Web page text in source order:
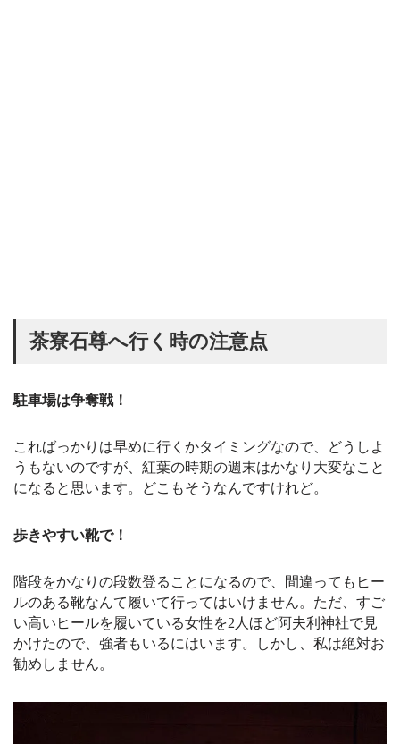
茶寮石尊へ行く時の注意点
駐車場は争奪戦！
こればっかりは早めに行くかタイミングなので、どうしよ
うもないのですが、紅葉の時期の週末はかなり大変なこと
になると思います。どこもそうなんですけれど。
歩きやすい靴で！
階段をかなりの段数登ることになるので、間違ってもヒー
ルのある靴なんて履いて行ってはいけません。ただ、すご
い高いヒールを履いている女性を2人ほど阿夫利神社で見
かけたので、強者もいるにはいます。しかし、私は絶対お
勧めしません。